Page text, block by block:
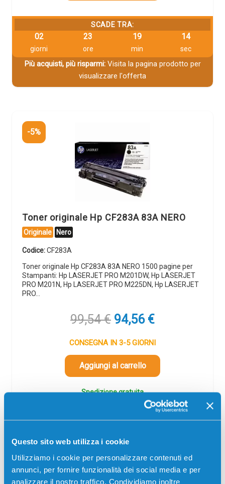
Questo sito web utilizza i cookie
Utilizziamo i cookie per personalizzare contenuti ed
annunci, per fornire funzionalità dei social media e per
analizzare il nostro traffico. Condividiamo inoltre
SCADE TRA:
02
giorni
23
ore
19
min
14
sec
Più acquisti, più risparmi:Visita la pagina prodotto per
visualizzare l'offerta
-5%
Toner originale Hp CF283A 83A NERO
Originale Nero
Codice:CF283A
Toner originale Hp CF283A 83A NERO 1500 pagine per
Stampanti: Hp LASERJET PRO M201DW, Hp LASERJET
PRO M201N, Hp LASERJET PRO M225DN, Hp LASERJET
PRO…
99,54€ Il
originale
era:
99,54 €.
94,56 €Il
attuale
è:
CONSEGNA IN 3-5 GIORNI
Aggiungi al carrello
Spedizione gratuita
giorni ore